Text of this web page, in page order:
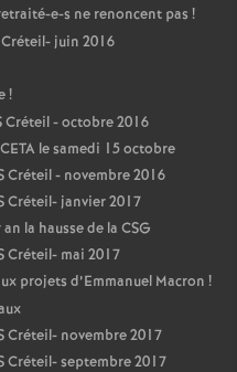
e-s ne renoncent pas !
Créteil- juin 2016
!
Créteil - octobre 2016
CETA le samedi 15 octobre
Créteil - novembre 2016
Créteil- janvier 2017
la hausse de la CSG
Créteil- mai 2017
projets d’Emmanuel Macron !
Créteil- novembre 2017
Créteil- septembre 2017